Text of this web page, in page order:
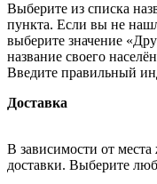
Выберите из списка
пункта. Если вы не
выберите значение
название своего
Введите правильный
Доставка
В зависимости от
доставки. Выберите